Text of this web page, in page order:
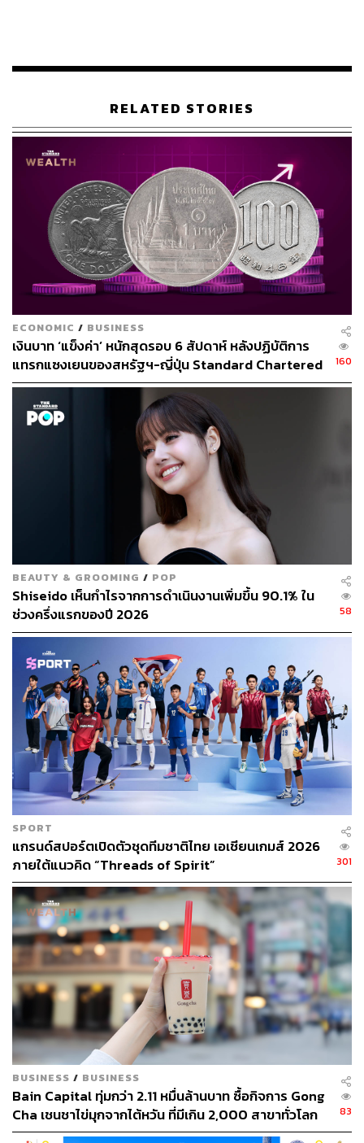
คามิโคจิ มงกุฎอัญมณีแห่งเทือกเขาแอลป์ญี่ปุ่น เป็นจุดชม
งามของเทือกเขาแอลป์ซึ่งอยู่สูงขึ้นไปอีก 1,500 เมตรเป็นฉาก
หลัง ในอดีตคามิโคจิถือเป็นพื้นที่ต้องห้ามของชาวบ้าน
เข้ามา ถ้าไม่หายสาบสูญก็เสียชีวิตทุกราย ยกเว้นแต่นักบวช
หรือผู้ถือศีลเท่านั้นที่ปลอดภัย จนกระทั่ง พ.ศ. 2431 วอลเตอร์
เวสตัน (Walter Weston) มิชชันนารีชาวอังกฤษผู้ชื่นชอบการ
ปีนเขาเป็นชีวิตจิตใจ จ้างไกด์ชื่อ คามิโจ คามอนจิ (Kamijo
Kamonji) เข้าสำรวจเทือกเขาแอลป์ญี่ปุ่น โดยใช้เวลานาน
เกือบ 30 ปี จากนั้นเขาก็ออกหนังสือชื่อExploration in the
Japanese Alps(1896) อวดความงามที่ธรรมชาติสร้างให้
คนภายนอกรับรู้ โจษจัน และสร้างคามิโคจิให้กลายเป็น
แหล่งท่องเที่ยวยอดนิยมในปัจจุบัน
การเที่ยวมีหลายเส้นทาง วิธีที่ง่ายที่สุดในการชมคามิโคจิ
ภายใน 1 วัน คือการเดินตามเส้นทางเดินป่าริมแม่น้ำอาซุสะ
(Azusa River) เริ่มจากสระน้ำไทโช (Taisho Pond) ไปยังสะ
พานเมียวจิน (Myojin Bridge) ก่อนวกกลับสู่ท่ารถบัส สำหรับ
ใครที่อยากสูดโอโซนให้เต็มปอด ทางอุทยานก็มีโรงแรมให้
บริการอยู่หลายแห่ง ซึ่งฉันแนะนำเลยว่าสมควรพักอย่างน้อย
1 คืนเพื่อซึมซับบรรยากาศและความงามให้ครบทุกช่วงเวลา
RELATED STORIES
ECONOMIC / BUSINESS
เงินบาท ‘แข็งค่า’ หนักสุดรอบ 6 สัปดาห์ หลังปฏิบัติการ
แทรกแซงเยนของสหรัฐฯ-ญี่ปุ่น Standard Chartered
เปิดเป้าสิ้นปีนี้จ่อแข็งต่อแตะ 32.50 บาทต่อดอลลาร์
160
BEAUTY & GROOMING / POP
Shiseido เห็นกำไรจากการดำเนินงานเพิ่มขึ้น 90.1% ใน
ช่วงครึ่งแรกของปี 2026
58
SPORT
แกรนด์สปอร์ตเปิดตัวชุดทีมชาติไทย เอเชียนเกมส์ 2026
ภายใต้แนวคิด “Threads of Spirit”
301
BUSINESS / BUSINESS
Bain Capital ทุ่มกว่า 2.11 หมื่นล้านบาท ซื้อกิจการ Gong
Cha เชนชาไข่มุกจากไต้หวัน ที่มีเกิน 2,000 สาขาทั่วโลก
83